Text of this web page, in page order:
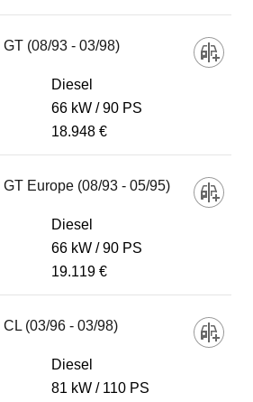
(08/93 - 03/98)
Diesel
66 kW
90 PS
18.948 €
Europe (08/93 - 05/95)
Diesel
66 kW
90 PS
19.119 €
(03/96 - 03/98)
Diesel
81 kW
110 PS